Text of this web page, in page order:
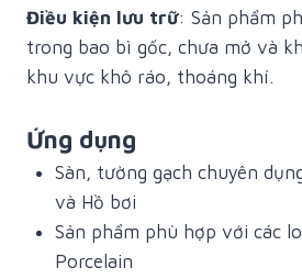
Điều kiện lưu trữ: Sản phẩm
trong bao bì gốc, chưa mở và
khu vực khô ráo, thoáng khí.
Ứng dụng
Sàn, tường gạch chuyên
và Hồ bơi
Sản phẩm phù hợp với các
Porcelain